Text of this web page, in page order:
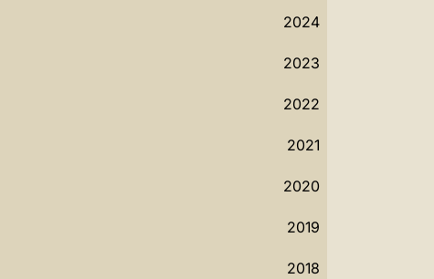
2024
2023
2022
2021
2020
2019
2018